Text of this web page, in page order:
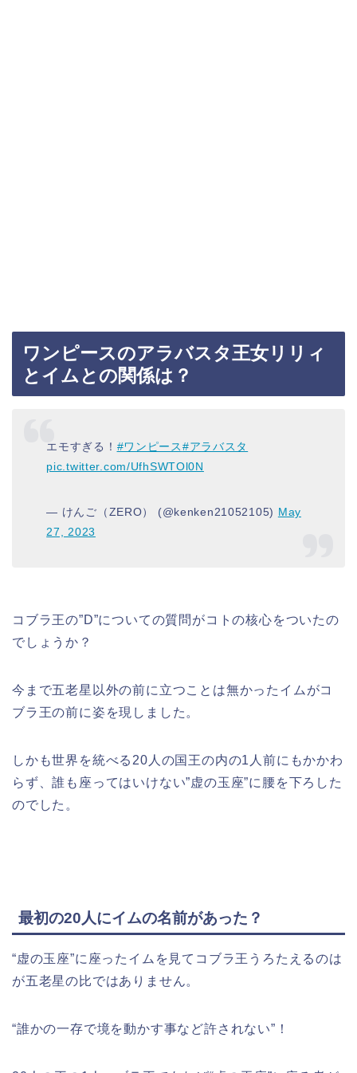
ワンピースのアラバスタ王女リリィ
とイムとの関係は？
エモすぎる！ #ワンピース#アラバスタ
pic.twitter.com/UfhSWTOl0N
— けんご（ZERO） (@kenken21052105) May
27, 2023
コブラ王の”D”についての質問がコトの核心をついたの
でしょうか？
今まで五老星以外の前に立つことは無かったイムがコ
ブラ王の前に姿を現しました。
しかも世界を統べる20人の国王の内の1人前にもかかわ
らず、誰も座ってはいけない”虚の玉座”に腰を下ろした
のでした。
最初の20人にイムの名前があった？
“虚の玉座”に座ったイムを見て コブラ王うろたえるのは
が五老星の比ではありません。
“誰かの一存で境を動かす事など許されない”！